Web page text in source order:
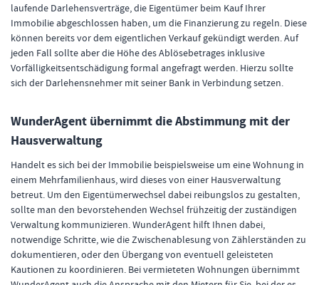
laufende Darlehensverträge, die Eigentümer beim Kauf Ihrer
Immobilie abgeschlossen haben, um die Finanzierung zu regeln. Diese
können bereits vor dem eigentlichen Verkauf gekündigt werden. Auf
jeden Fall sollte aber die Höhe des Ablösebetrages inklusive
Vorfälligkeitsentschädigung formal angefragt werden. Hierzu sollte
sich der Darlehensnehmer mit seiner Bank in Verbindung setzen.
WunderAgent übernimmt die Abstimmung mit der
Hausverwaltung
Handelt es sich bei der Immobilie beispielsweise um eine Wohnung in
einem Mehrfamilienhaus, wird dieses von einer Hausverwaltung
betreut. Um den Eigentümerwechsel dabei reibungslos zu gestalten,
sollte man den bevorstehenden Wechsel frühzeitig der zuständigen
Verwaltung kommunizieren. WunderAgent hilft Ihnen dabei,
notwendige Schritte, wie die Zwischenablesung von Zählerständen zu
dokumentieren, oder den Übergang von eventuell geleisteten
Kautionen zu koordinieren. Bei vermieteten Wohnungen übernimmt